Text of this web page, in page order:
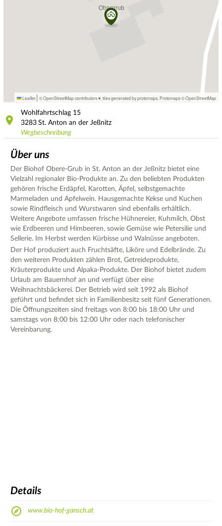
Leaflet | © OpenStreetMap contributors ♥, tiles generated by protomaps Protomaps©OpenStreetMap
Wohlfahrtschlag 15
3283 St. Anton an der Jeßnitz
Wegbeschreibung
Über uns
Der Biohof Obere-Grub in St. Anton an der Jeßnitz bietet eine
Vielzahl regionaler Bio-Produkte an. Zu den beliebten Produkten
gehören frische Erdäpfel, Karotten, Äpfel, selbstgemachte
Marmeladen und Apfelwein. Hausgemachte Kekse und Kuchen
sowie Rindfleisch und Wurstwaren sind ebenfalls erhältlich.
Weitere Angebote umfassen frische Hühnereier, Kuhmilch, Obst
wie Erdbeeren und Himbeeren, sowie Gemüse wie Petersilie und
Sellerie. Im Herbst werden Kürbisse und Walnüsse angeboten.
Der Hof produziert auch Fruchtsäfte, Liköre und Edelbrände. Zu
den weiteren Produkten zählen Brot, Getreideprodukte,
Kräuterprodukte und Alpaka-Produkte. Der Biohof bietet zudem
Urlaub am Bauernhof an und verfügt über eine
Weihnachtsbäckerei. Der Betrieb wird seit 1992 als Biohof
geführt und befindet sich in Familienbesitz seit fünf Generationen.
Die Öffnungszeiten sind freitags von 8:00 bis 18:00 Uhr und
samstags von 8:00 bis 12:00 Uhr oder nach telefonischer
Vereinbarung.
Details
www.bio-hof-gansch.at